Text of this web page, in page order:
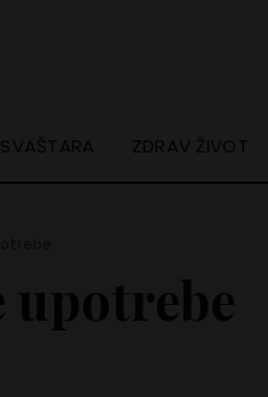
SVAŠTARA ZDRAV ŽIVOT